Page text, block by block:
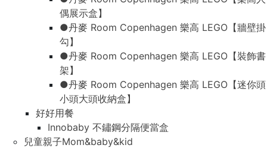
偶展示盒】
●丹麥 Room Copenhagen 樂高 LEGO【牆壁掛
勾】
●丹麥 Room Copenhagen 樂高 LEGO【裝飾書
架】
●丹麥 Room Copenhagen 樂高 LEGO【迷你頭
小頭大頭收納盒】
好好用餐
Innobaby 不鏽鋼分隔便當盒
兒童親子Mom&baby&kid